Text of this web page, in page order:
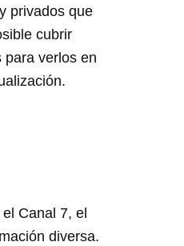
privados que
cubrir
para verlos en
Canal 7, el
diversa.